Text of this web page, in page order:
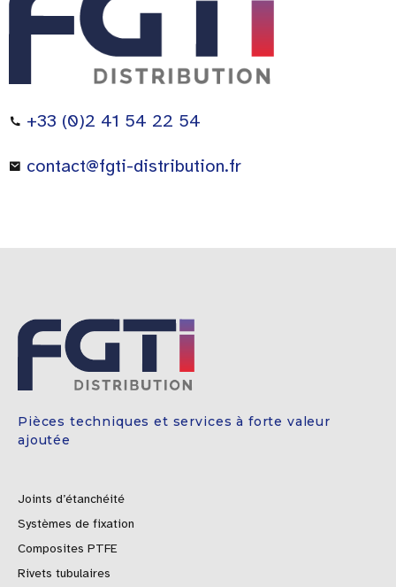
+33 (0)2 41 54 22 54
contact@fgti-distribution.fr
Pièces techniques et services à forte valeur
ajoutée
Joints d’étanchéité
Systèmes de fixation
Composites PTFE
Rivets tubulaires